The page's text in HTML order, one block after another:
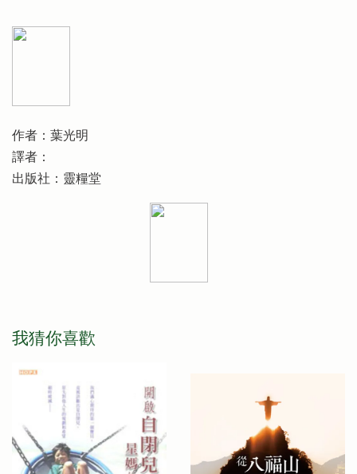
作者：葉光明
譯者：
出版社：靈糧堂
我猜你喜歡